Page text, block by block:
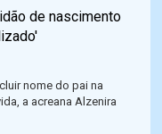
de nascimento
nome do pai na
a acreana Alzenira